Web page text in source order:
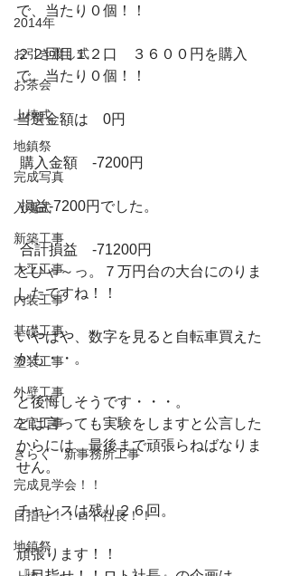
2014年
お引き渡し式
お茶会
上棟式
地鎮祭
完成写真
入魂式
新築工事
大工工事
内装工事
基礎工事
塗装工事
外壁工事
左官工事
きらく 新事務所工事
完成見学会！！
目指せ！！ロト社長！！
地鎮祭
で、当たり０個！！
２２回目１２口　３６００円を購入
で、当たり０個！！
当選金額は　0円
購入金額　-7200円
損益-7200円でした。
合計損益　-71200円
どひゃ～っ。７万円台の大台にのりま
したですね！！
いやはや、数字を見ると自転車買えた
かも・・。
と後悔しそうです・・・。
とは言っても実験をしますと公言した
からには、最後まで頑張らねばなりま
せん。
チャンスは残り２６回。
頑張ります！！